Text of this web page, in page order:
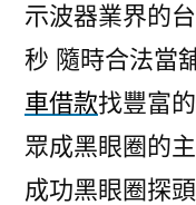
示波器業界的
秒 隨時合法當
車借款找豐富
眾成黑眼圈的
成功黑眼圈探